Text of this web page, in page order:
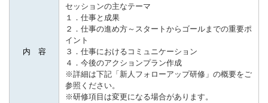
内 容
セッションの主なテーマ
１．仕事と成果
２．仕事の進め方～スタートからゴールまでの重要ポ
イント
３．仕事におけるコミュニケーション
４．今後のアクションプラン作成
※詳細は下記「新人フォローアップ研修」の概要をご
参照ください。
※研修項目は変更になる場合があります。